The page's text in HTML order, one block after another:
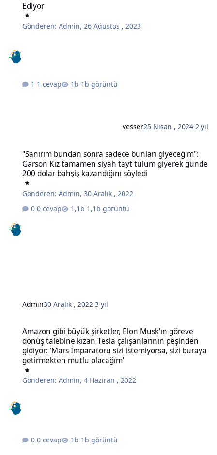
Ediyor
Gönderen:Admin, 26 Ağustos , 2023
1 cevap 1b görüntü
vesser25 Nisan , 2024 2 yıl
"Sanırım bundan sonra sadece bunları giyeceğim":
Garson Kız tamamen siyah tayt tulum giyerek günde
200 dolar bahşiş kazandığını söyledi
Gönderen:Admin,30 Aralık , 2022
0 cevap
1,1b görüntü
Admin30 Aralık , 20223 yıl
Amazon gibi büyük şirketler, Elon Musk'ın göreve
dönüş talebine kızan Tesla çalışanlarının peşinden
gidiyor: 'Mars İmparatoru sizi istemiyorsa, sizi buraya
getirmekten mutlu olacağım'
Gönderen:Admin,4 Haziran , 2022
0 cevap 1b görüntü